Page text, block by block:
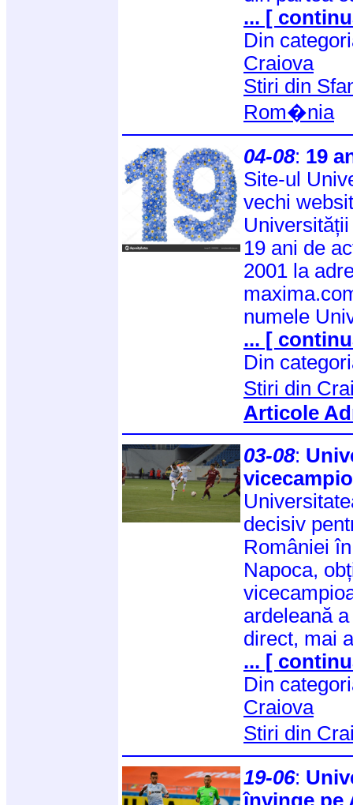
... [
Din
Craiova
Stiri din
Rom�nia
04-08: 19
Site-ul
vechi
19 ani de
2001 la
numele
... [
Din
Stiri din
Articole
03-08:
decisiv
României
Napoca,
ardeleană
direct, mai
... [
Din
Craiova
Stiri din
19-06:
învinge pe